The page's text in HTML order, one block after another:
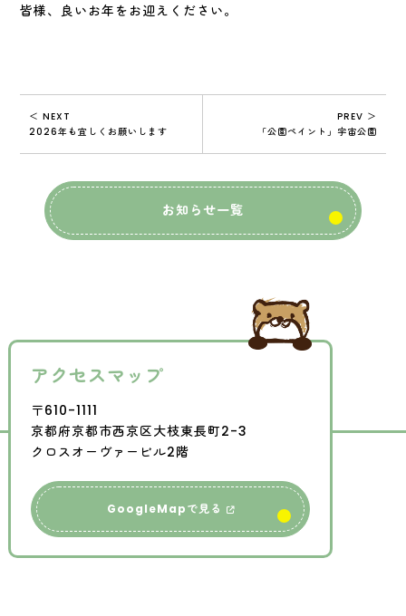
皆様、良いお年をお迎えください。
＜ NEXT
2026年も宜しくお願いします
PREV ＞
「公園ペイント」宇宙公園
お知らせ一覧
アクセスマップ
〒610-1111
京都府京都市西京区大枝東長町2-3
クロスオーヴァービル2階
GoogleMapで見る